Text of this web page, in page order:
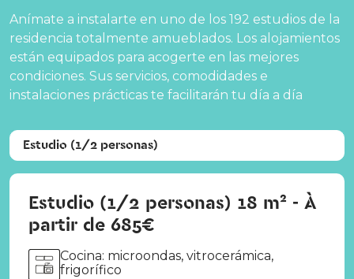
Anímate a instalarte en uno de los 192 estudios de la
residencia totalmente amueblados. Los alojamientos
están equipados para acogerte en las mejores
condiciones. Sus servicios, comodidades e
instalaciones prácticas te facilitarán tu día a día
Estudio (1/2 personas)
Estudio (1/2 personas) 18 m² - À
partir de 685€
Cocina: microondas, vitrocerámica,
frigorífico